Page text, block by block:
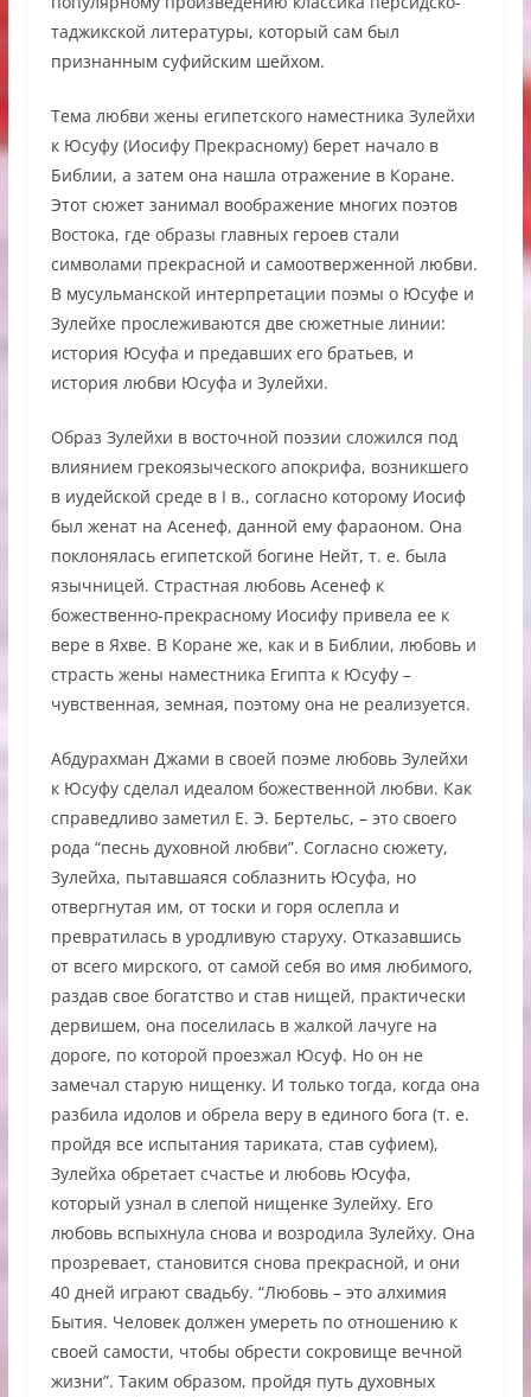
таджикской литературы, который сам был
признанным суфийским шейхом.
Тема любви жены египетского наместника Зулейхи
к Юсуфу (Иосифу Прекрасному) берет начало в
Библии, а затем она нашла отражение в Коране.
Этот сюжет занимал воображение многих поэтов
Востока, где образы главных героев стали
символами прекрасной и самоотверженной любви.
В мусульманской интерпретации поэмы о Юсуфе и
Зулейхе прослеживаются две сюжетные линии:
история Юсуфа и предавших его братьев, и
история любви Юсуфа и Зулейхи.
Образ Зулейхи в восточной поэзии сложился под
влиянием грекоязыческого апокрифа, возникшего
в иудейской среде в I в., согласно которому Иосиф
был женат на Асенеф, данной ему фараоном. Она
поклонялась египетской богине Нейт, т. е. была
язычницей. Страстная любовь Асенеф к
божественно-прекрасному Иосифу привела ее к
вере в Яхве. В Коране же, как и в Библии, любовь и
страсть жены наместника Египта к Юсуфу –
чувственная, земная, поэтому она не реализуется.
Абдурахман Джами в своей поэме любовь Зулейхи
к Юсуфу сделал идеалом божественной любви. Как
справедливо заметил Е. Э. Бертельс, – это своего
рода “песнь духовной любви”. Согласно сюжету,
Зулейха, пытавшаяся соблазнить Юсуфа, но
отвергнутая им, от тоски и горя ослепла и
превратилась в уродливую старуху. Отказавшись
от всего мирского, от самой себя во имя любимого,
раздав свое богатство и став нищей, практически
дервишем, она поселилась в жалкой лачуге на
дороге, по которой проезжал Юсуф. Но он не
замечал старую нищенку. И только тогда, когда она
разбила идолов и обрела веру в единого бога (т. е.
пройдя все испытания тариката, став суфием),
Зулейха обретает счастье и любовь Юсуфа,
который узнал в слепой нищенке Зулейху. Его
любовь вспыхнула снова и возродила Зулейху. Она
прозревает, становится снова прекрасной, и они
40 дней играют свадьбу. “Любовь – это алхимия
Бытия. Человек должен умереть по отношению к
своей самости, чтобы обрести сокровище вечной
жизни”. Таким образом, пройдя путь духовных